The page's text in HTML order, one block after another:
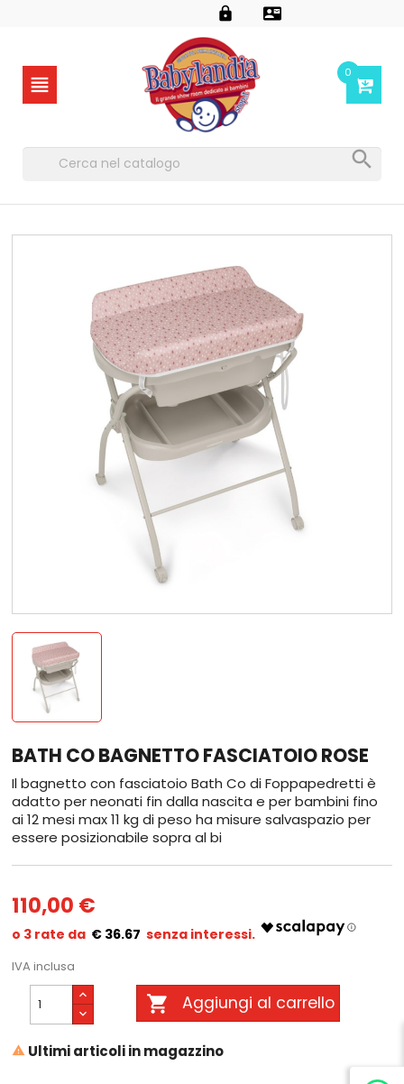
 
 0

BATH CO BAGNETTO FASCIATOIO ROSE
Il bagnetto con fasciatoio Bath Co di Foppapedretti è
adatto per neonati fin dalla nascita e per bambini fino
ai 12 mesi max 11 kg di peso ha misure salvaspazio per
essere posizionabile sopra al bi
110,00 €
€ 36.67
IVA inclusa
 Aggiungi al carrello
 Ultimi articoli in magazzino